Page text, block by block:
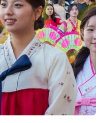
SVAU là nòng cốt
cộng đồng, phong
và quảng bá hình